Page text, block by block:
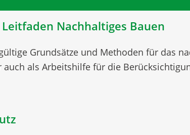
Nachhaltiges Bauen
Grundsätze und Methoden für das
als Arbeitshilfe für die